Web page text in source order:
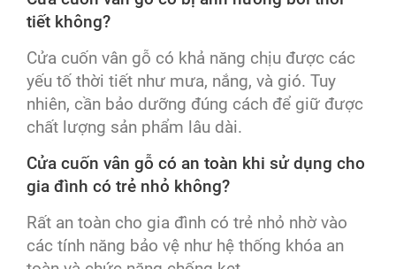
tiết không?
Cửa cuốn vân gỗ có khả năng chịu được các
yếu tố thời tiết như mưa, nắng, và gió. Tuy
nhiên, cần bảo dưỡng đúng cách để giữ được
chất lượng sản phẩm lâu dài.
Cửa cuốn vân gỗ có an toàn khi sử dụng cho
gia đình có trẻ nhỏ không?
Rất an toàn cho gia đình có trẻ nhỏ nhờ vào
các tính năng bảo vệ như hệ thống khóa an